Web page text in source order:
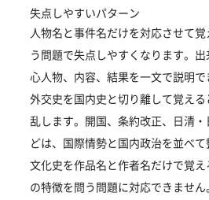
失点しやすいパターン
人物名と事件名だけを対応させて
う問題で失点しやすくなります。
心人物、内容、結果を一文で説明で
外交史を国内史と切り離して覚え
乱します。開国、条約改正、日清
どは、国際情勢と国内政治を並べて
文化史を作品名と作者名だけで覚
の特徴を問う問題に対応できませ